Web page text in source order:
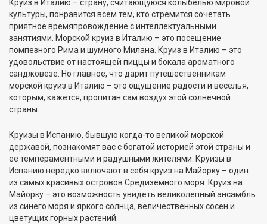
Круиз в Италию – страну, считающуюся колыбелью мировой
культуры, понравится всем тем, кто стремится сочетать
приятное времяпровождение с интеллектуальными
занятиями. Морской круиз в Италию – это посещение
помпезного Рима и шумного Милана. Круиз в Италию – это
удовольствие от настоящей пиццы и бокала ароматного
санджовезе. Но главное, что дарит путешественникам
морской круиз в Италию – это ощущение радости и веселья,
которым, кажется, пропитан сам воздух этой солнечной
страны.
Круизы в Испанию, бывшую когда-то великой морской
державой, познакомят вас с богатой историей этой страны и
ее темпераментными и радушными жителями. Круизы в
Испанию нередко включают в себя круиз на Майорку – один
из самых красивых островов Средиземного моря. Круиз на
Майорку – это возможность увидеть великолепный ансамбль
из синего моря и яркого солнца, величественных сосен и
цветущих горных растений.